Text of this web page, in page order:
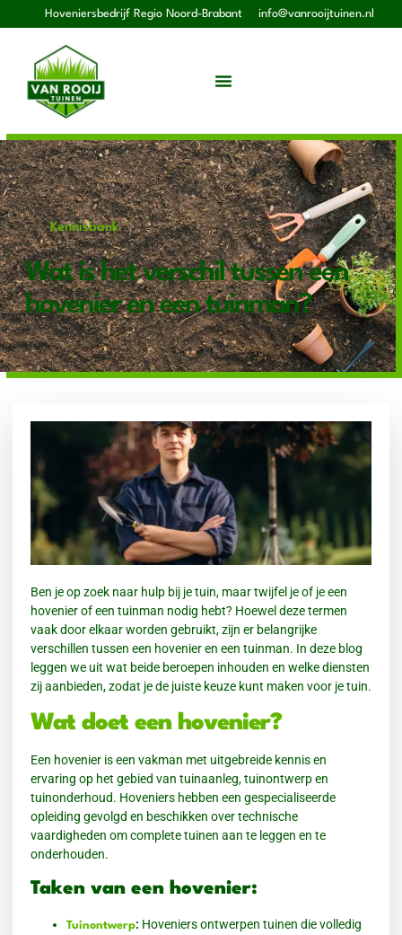
Hoveniersbedrijf Regio Noord-Brabant info@vanrooijtuinen.nl
Kennisbank
Wat is het verschil tussen een
hovenier en een tuinman?
Ben je op zoek naar hulp bij je tuin, maar twijfel je of je een
hovenier of een tuinman nodig hebt? Hoewel deze termen
vaak door elkaar worden gebruikt, zijn er belangrijke
verschillen tussen een hovenier en een tuinman. In deze blog
leggen we uit wat beide beroepen inhouden en welke diensten
zij aanbieden, zodat je de juiste keuze kunt maken voor je tuin.
Wat doet een hovenier?
Een hovenier is een vakman met uitgebreide kennis en
ervaring op het gebied van tuinaanleg, tuinontwerp en
tuinonderhoud. Hoveniers hebben een gespecialiseerde
opleiding gevolgd en beschikken over technische
vaardigheden om complete tuinen aan te leggen en te
onderhouden.
Taken van een hovenier:
Tuinontwerp: Hoveniers ontwerpen tuinen die volledig